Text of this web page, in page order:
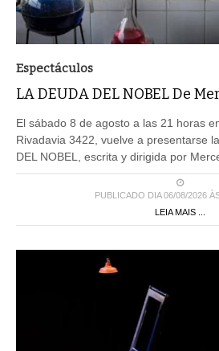
Espectáculos
LA DEUDA DEL NOBEL De
El sábado 8 de agosto a las 21 horas
Rivadavia 3422, vuelve a presentarse
DEL NOBEL, escrita y dirigida por
PUBLICADO DIA 06/08/2026
LEIA MAIS ...